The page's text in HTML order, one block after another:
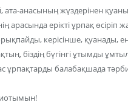
анасының жүздерінен
арасында ерікті ұрпақ
керісінше, қуанады,
біздің бүгінгі ұтымды
ұрпақтарды балабақшада